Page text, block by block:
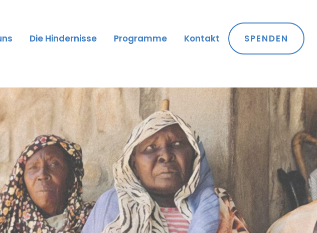
Die Hindernisse Programme Kontakt SPENDEN